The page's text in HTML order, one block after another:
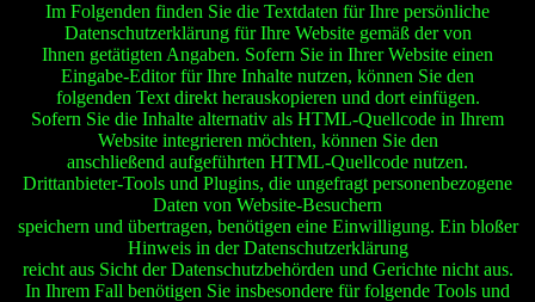
Im Folgenden finden Sie die Textdaten für Ihre persönliche
Datenschutzerklärung für Ihre Website gemäß der von
Ihnen getätigten Angaben. Sofern Sie in Ihrer Website einen
Eingabe-Editor für Ihre Inhalte nutzen, können Sie den
folgenden Text direkt herauskopieren und dort einfügen.
Sofern Sie die Inhalte alternativ als HTML-Quellcode in Ihrem
Website integrieren möchten, können Sie den
anschließend aufgeführten HTML-Quellcode nutzen.
Drittanbieter-Tools und Plugins, die ungefragt personenbezogene
Daten von Website-Besuchern
speichern und übertragen, benötigen eine Einwilligung. Ein bloßer
Hinweis in der Datenschutzerklärung
reicht aus Sicht der Datenschutzbehörden und Gerichte nicht aus.
In Ihrem Fall benötigen Sie insbesondere für folgende Tools und